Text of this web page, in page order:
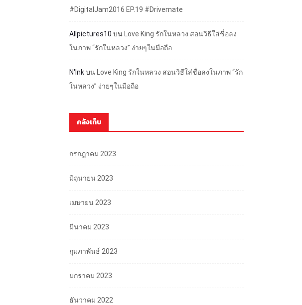
#DigitalJam2016 EP.19 #Drivemate
Allpictures10 บนLove King รักในหลวง สอนวิธีใส่ชื่อลง
ในภาพ “รักในหลวง” ง่ายๆในมือถือ
N'InkบนLove King รักในหลวง สอนวิธีใส่ชื่อลงในภาพ “รัก
ในหลวง” ง่ายๆในมือถือ
คลังเก็บ
กรกฎาคม 2023
มิถุนายน 2023
เมษายน 2023
มีนาคม 2023
กุมภาพันธ์ 2023
มกราคม 2023
ธันวาคม 2022